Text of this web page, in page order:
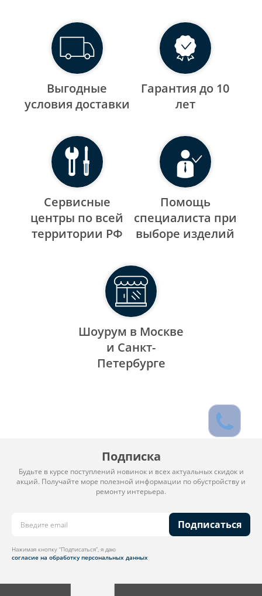
Выгодные
уcловия доставки
Гарантия до 10
лет
Сервисные
центры по всей
территории РФ
Помощь
специалиста при
выборе изделий
Шоурум в Москве
и Санкт-
Петербурге
Подписка
Будьте в курсе поступлений новинок и всех актуальных скидок и
акций. Получайте море полезной информации по обустройству и
ремонту интерьера.
Подписаться
Нажимая кнопку “Подписаться”, я даю
согласие на обработку персональных данных